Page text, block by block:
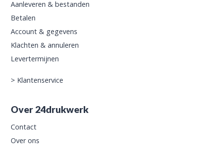
Aanleveren & bestanden
Betalen
Account & gegevens
Klachten & annuleren
Levertermijnen
> Klantenservice
Over 24drukwerk
Contact
Over ons